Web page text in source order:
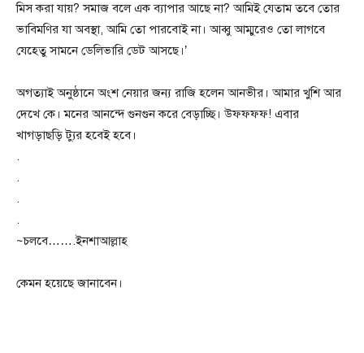
মিস করা যায়? সমাজ বলে এক ব্যাপার আছে না? আমিই যেতাম তবে তোর
ভাবিমণির যা অবস্থা, আমি তো পারবোই না। আব্বু আম্মুরেও তো লাগবে
যেহেতু সামনে ডেলিভারি ডেট আসছে।’
অগত্যাই অনুষ্ঠানে অংশ নেয়ার জন্য রাজি হলেন আনভীর। আমার খুশি আর
দেখে কে। মনের আনন্দে গুনগুন করে বেড়াচ্ছি। উফফফফ! এবার
খাগড়াছড়ি ট্যুর হবেই হবে।
.
.
.
.
~চলবে…….ইনশাআল্লাহ
কেমন হয়েছে জানাবেন।